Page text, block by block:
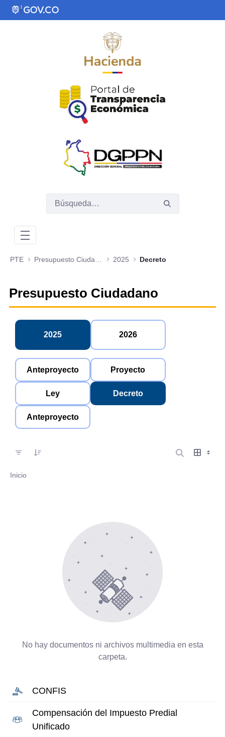
Saltar al contenido principal
PTE 2025 Decreto
Presupuesto Ciudadano
2025 2026
Anteproyecto Proyecto
Ley Decreto
Anteproyecto
Inicio
No hay documentos ni archivos multimedia en esta
carpeta.
CONFIS
Compensación del Impuesto Predial
Unificado